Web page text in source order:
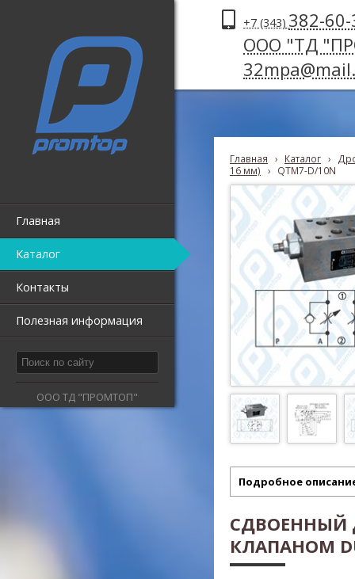
Главная
Каталог
Контакты
Полезная информация
ООО ТД "ПРОМТОП"
+7 (343) 382-
ООО "ТД
Главная › Каталог ›
16 мм)
› QTM7-D/10N
Подробное
СДВОЕННЫЙ
КЛАПАНОМ